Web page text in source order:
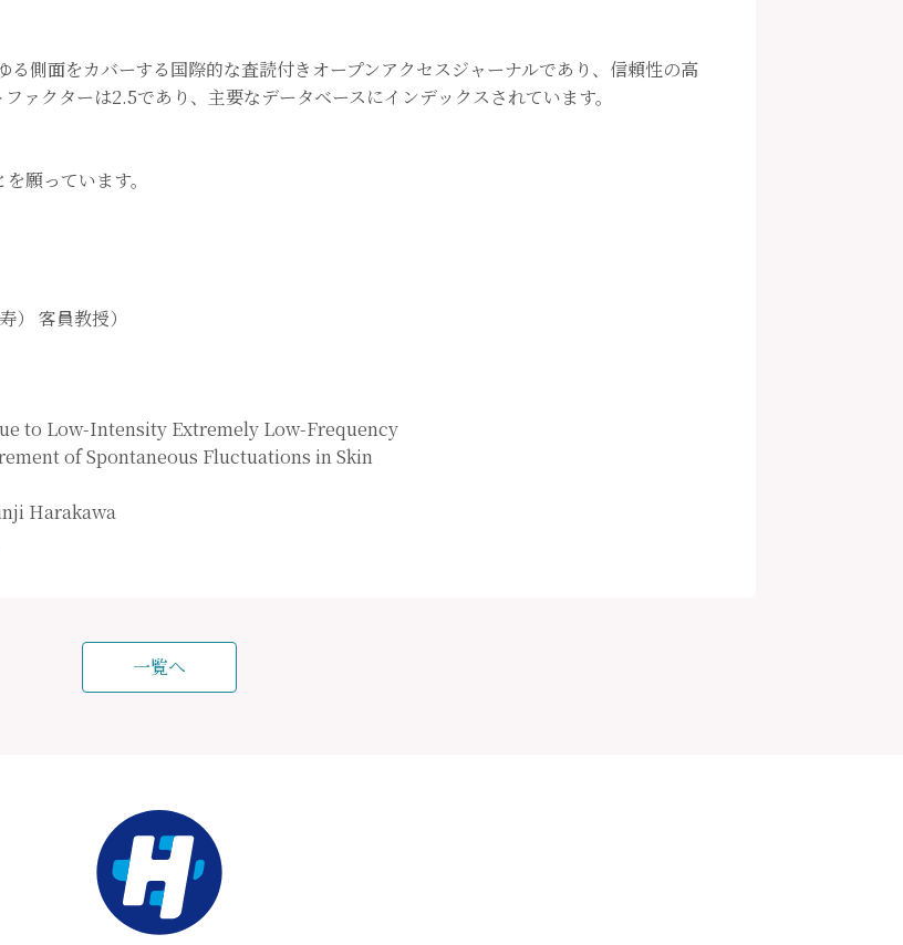
側面をカバーする国際的な査読付きオープンアクセスジャーナルであり、信頼性の高
ァクターは2.5であり、主要なデータベースにインデックスされています。
願っています。
） 客員教授）
to Low-Intensity Extremely Low-Frequency
of Spontaneous Fluctuations in Skin
Harakawa
一覧へ